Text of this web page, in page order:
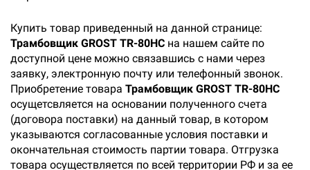
Купить товар приведенный на данной странице:
Трамбовщик GROST TR-80HC на нашем сайте по
доступной цене можно связавшись с нами через
заявку, электронную почту или телефонный звонок.
Приобретение товара Трамбовщик GROST TR-80HC
осущетсвляется на основании полученного счета
(договора поставки) на данный товар, в котором
указываются согласованные условия поставки и
окончательная стоимость партии товара. Отгрузка
товара осуществляется по всей территории РФ и за ее